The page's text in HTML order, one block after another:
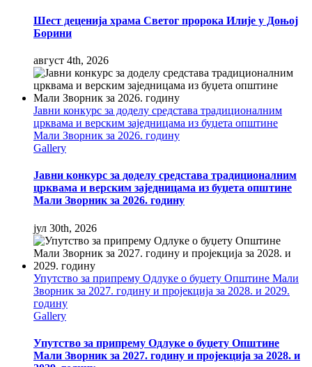
Шест деценија храма Светог пророка Илије у Доњој
Борини
август 4th, 2026
Јавни конкурс за доделу средстава традиционалним
црквама и верским заједницама из буџета општине
Мали Зворник за 2026. годину
Gallery
Јавни конкурс за доделу средстава традиционалним
црквама и верским заједницама из буџета општине
Мали Зворник за 2026. годину
јул 30th, 2026
Упутство за припрему Одлуке о буџету Општине Мали
Зворник за 2027. годину и пројекција за 2028. и 2029.
годину
Gallery
Упутство за припрему Одлуке о буџету Општине
Мали Зворник за 2027. годину и пројекција за 2028. и